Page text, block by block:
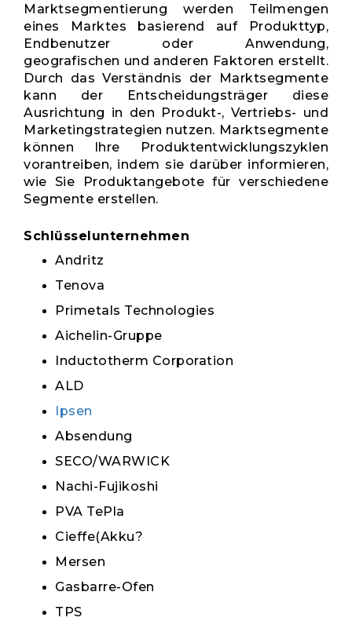
Marktsegmentierung werden Teilmengen
eines Marktes basierend auf Produkttyp,
Endbenutzer oder Anwendung,
geografischen und anderen Faktoren erstellt.
Durch das Verständnis der Marktsegmente
kann der Entscheidungsträger diese
Ausrichtung in den Produkt-, Vertriebs- und
Marketingstrategien nutzen. Marktsegmente
können Ihre Produktentwicklungszyklen
vorantreiben, indem sie darüber informieren,
wie Sie Produktangebote für verschiedene
Segmente erstellen.
Schlüsselunternehmen
Andritz
Tenova
Primetals Technologies
Aichelin-Gruppe
Inductotherm Corporation
ALD
Ipsen
Absendung
SECO/WARWICK
Nachi-Fujikoshi
PVA TePla
Cieffe(Akku?
Mersen
Gasbarre-Ofen
TPS